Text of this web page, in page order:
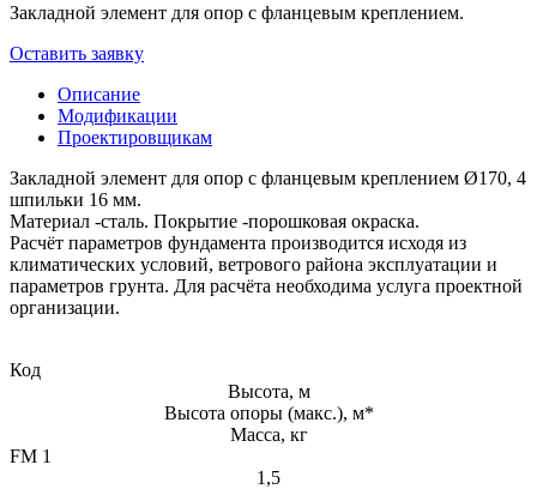
Закладной элемент для опор с фланцевым креплением.
Оставить заявку
Описание
Модификации
Проектировщикам
Закладной элемент для опор с фланцевым креплением Ø170, 4
шпильки 16 мм.
Материал -сталь. Покрытие -порошковая окраска.
Расчёт параметров фундамента производится исходя из
климатических условий, ветрового района эксплуатации и
параметров грунта. Для расчёта необходима услуга проектной
организации.
Код
Высота, м
Высота опоры (макс.), м*
Масса, кг
FM 1
1,5